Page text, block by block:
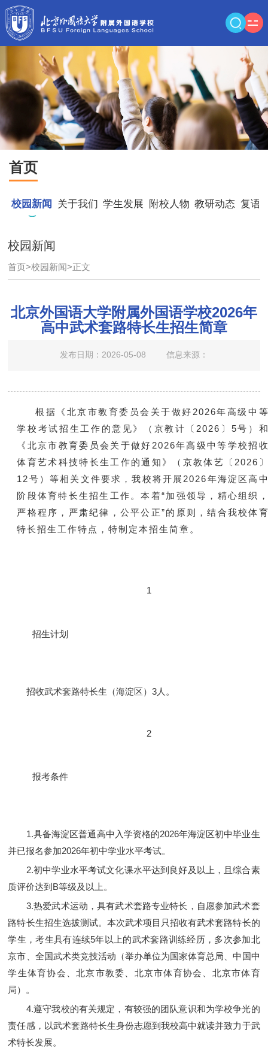
首页
校园新闻 关于我们 学生发展 附校人物 教研动态 复语
校园新闻
首页>校园新闻>正文
北京外国语大学附属外国语学校2026年
高中武术套路特长生招生简章
发布日期：2026-05-08 信息来源：
根据《北京市教育委员会关于做好2026年高级中
学校考试招生工作的意见》（京教计〔2026〕5号）
《北京市教育委员会关于做好2026年高级中等学校招
体育艺术科技特长生工作的通知》（京教体艺〔2026
12号）等相关文件要求，我校将开展2026年海淀区高
阶段体育特长生招生工作。本着“加强领导，精心组织
严格程序，严肃纪律，公平公正”的原则，结合我校体
特长招生工作特点，特制定本招生简章。
1
招生计划
招收武术套路特长生（海淀区）3人。
2
报考条件
1.具备海淀区普通高中入学资格的2026年海淀区初中毕业生
并已报名参加2026年初中学业水平考试。
2.初中学业水平考试文化课水平达到良好及以上，且综合素
质评价达到B等级及以上。
3.热爱武术运动，具有武术套路专业特长，自愿参加武术套
路特长生招生选拔测试。本次武术项目只招收有武术套路特长的
学生，考生具有连续5年以上的武术套路训练经历，多次参加北
京市、全国武术类竞技活动（举办单位为国家体育总局、中国中
学生体育协会、北京市教委、北京市体育协会、北京市体育
局）。
4.遵守我校的有关规定，有较强的团队意识和为学校争光的
责任感，以武术套路特长生身份志愿到我校高中就读并致力于武
术特长发展。